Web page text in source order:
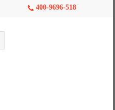
 400-9696-518